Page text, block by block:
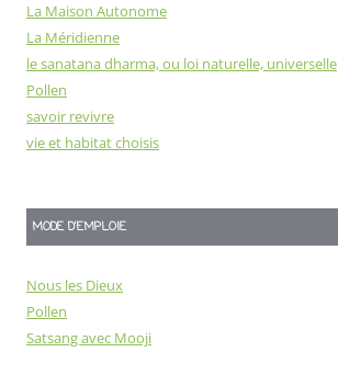
La Maison Autonome
La Méridienne
le sanatana dharma, ou loi naturelle, universelle
Pollen
savoir revivre
vie et habitat choisis
MODE D'EMPLOIE
Nous les Dieux
Pollen
Satsang avec Mooji